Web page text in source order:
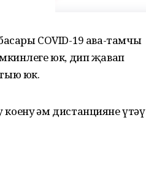
COVID-19 һава-тамчы
юк, дип җавап
юк.
һәм дистанцияне үтәү